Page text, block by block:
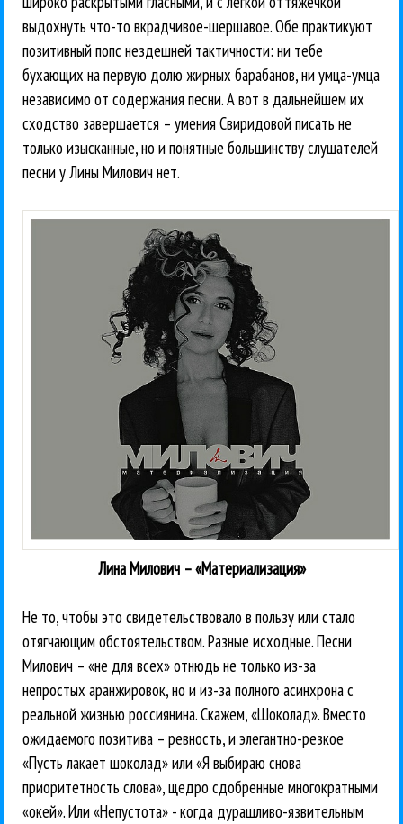
выдохнуть что-то вкрадчивое-шершавое. Обе практикуют
позитивный попс нездешней тактичности: ни тебе
бухающих на первую долю жирных барабанов, ни умца-умца
независимо от содержания песни. А вот в дальнейшем их
сходство завершается – умения Свиридовой писать не
только изысканные, но и понятные большинству слушателей
песни у Лины Милович нет.
Лина Милович – «Материализация»
Не то, чтобы это свидетельствовало в пользу или стало
отягчающим обстоятельством. Разные исходные. Песни
Милович – «не для всех» отнюдь не только из-за
непростых аранжировок, но и из-за полного асинхрона с
реальной жизнью россиянина. Скажем, «Шоколад». Вместо
ожидаемого позитива – ревность, и элегантно-резкое
«Пусть лакает шоколад» или «Я выбираю снова
приоритетность слова», щедро сдобренные многократными
«окей». Или «Непустота» - когда дурашливо-язвительным